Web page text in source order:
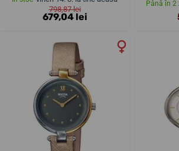
798,87 lei
679,04 lei
Până în 2